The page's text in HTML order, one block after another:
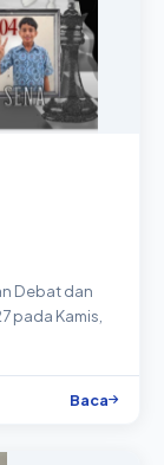
Debat dan
pada Kamis,
Baca